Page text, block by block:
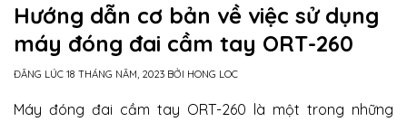
Hướng dẫn cơ bản về việc sử dụng
máy đóng đai cầm tay ORT-260
ĐĂNG LÚC 18 THÁNG NĂM, 2023 BỞI HONG LOC
Máy đóng đai cầm tay ORT-260 là một trong những